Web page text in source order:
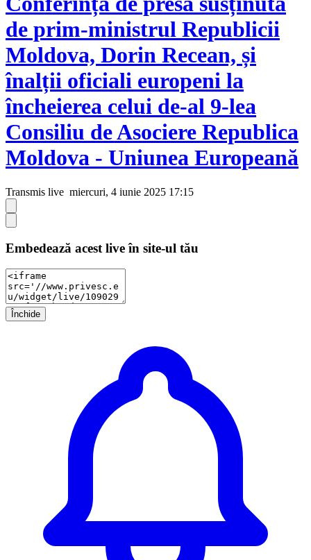
de prim-ministrul Republicii
Moldova, Dorin Recean, și
înalții oficiali europeni la
încheierea celui de-al 9-lea
Consiliu de Asociere Republica
Moldova - Uniunea Europeană
Transmis live miercuri, 4 iunie 2025 17:15
Embedează acest live în site-ul tău
Închide